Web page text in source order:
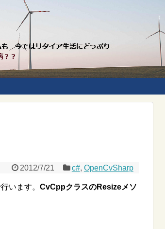
2012/7/21 c#, OpenCvSharp
います。 CvCppクラスのResizeメソ